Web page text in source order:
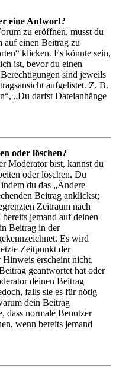
eine Antwort?
zu eröffnen, musst du
auf einen Beitrag zu
klicken. Es könnte sein,
ist, bevor du einen
sind jeweils
aufgelistet. Z. B.
„Du darfst Dateianhänge
oder löschen?
Moderator bist, kannst du
oder löschen. Du
du das „Ändere
Beitrag anklickst;
Zeitraum nach
jemand auf deinen
Beitrag in der
Es wird
Zeitpunkt der
Hinweis erscheint nicht,
geantwortet hat oder
deinen Beitrag
falls sie es für nötig
dein Beitrag
dass normale Benutzer
wenn bereits jemand